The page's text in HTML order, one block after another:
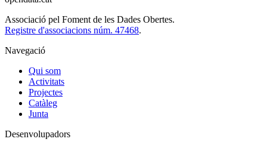
Associació pel Foment de les Dades Obertes.
Registre d'associacions núm. 47468.
Navegació
Qui som
Activitats
Projectes
Catàleg
Junta
Desenvolupadors